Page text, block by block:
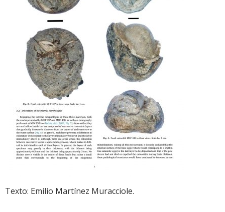
Texto: Emilio Martínez Muracciole.